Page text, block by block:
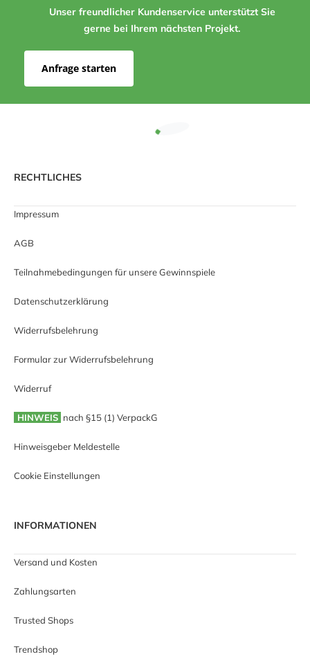
Unser freundlicher Kundenservice unterstützt Sie
gerne bei Ihrem nächsten Projekt.
Anfrage starten
RECHTLICHES
Impressum
AGB
Teilnahmebedingungen für unsere Gewinnspiele
Datenschutzerklärung
Widerrufsbelehrung
Formular zur Widerrufsbelehrung
Widerruf
HINWEIS nach §15 (1) VerpackG
Hinweisgeber Meldestelle
Cookie Einstellungen
INFORMATIONEN
Versand und Kosten
Zahlungsarten
Trusted Shops
Trendshop